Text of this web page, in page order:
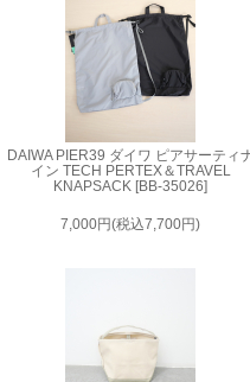
DAIWA PIER39 ダイワ ピアサーティ
イン TECH PERTEX＆TRAVEL
KNAPSACK [BB-35026]
7,000円(税込7,700円)